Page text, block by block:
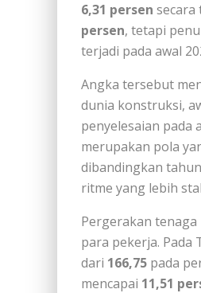
6,31 persen secara
persen, tetapi
terjadi pada awal
Angka tersebut
dunia konstruksi,
penyelesaian pada
merupakan pola
dibandingkan
ritme yang lebih
Pergerakan
para pekerja. Pada
dari 166,75 pada
mencapai 11,51